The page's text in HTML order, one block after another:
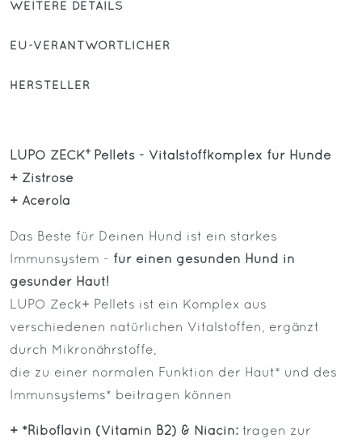
WEITERE DETAILS
EU-VERANTWORTLICHER
HERSTELLER
LUPO ZECK+ Pellets - Vitalstoffkomplex für Hunde
+ Zistrose
+ Acerola
Das Beste für Deinen Hund ist ein starkes
Immunsystem - für einen gesunden Hund in
gesunder Haut!
LUPO Zeck+ Pellets ist ein Komplex aus
verschiedenen natürlichen Vitalstoffen, ergänzt
durch Mikronährstoffe,
die zu einer normalen Funktion der Haut* und des
Immunsystems* beitragen können
+ *Riboflavin (Vitamin B2) & Niacin: tragen zur